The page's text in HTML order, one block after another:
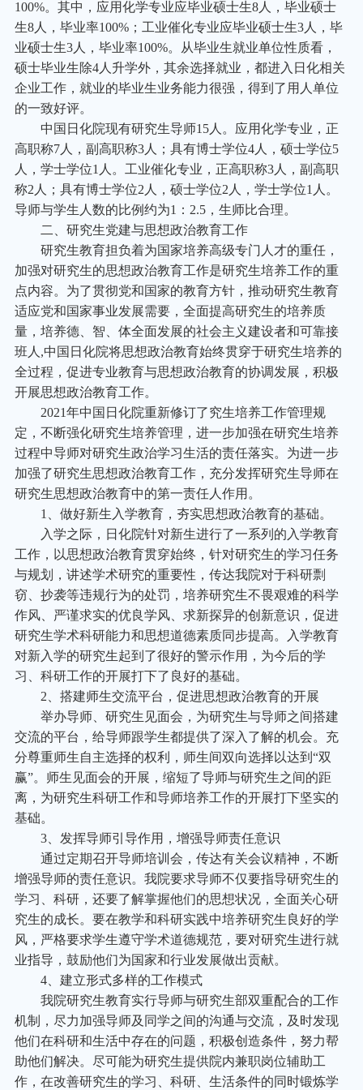
100%。其中，应用化学专业应毕业硕士生8人，毕业硕士
生8人，毕业率100%；工业催化专业应毕业硕士生3人，毕
业硕士生3人，毕业率100%。从毕业生就业单位性质看，
硕士毕业生除4人升学外，其余选择就业，都进入日化相关
企业工作，就业的毕业生业务能力很强，得到了用人单位
的一致好评。
中国日化院现有研究生导师15人。应用化学专业，正
高职称7人，副高职称3人；具有博士学位4人，硕士学位5
人，学士学位1人。工业催化专业，正高职称3人，副高职
称2人；具有博士学位2人，硕士学位2人，学士学位1人。
导师与学生人数的比例约为1：2.5，生师比合理。
二、研究生党建与思想政治教育工作
研究生教育担负着为国家培养高级专门人才的重任，
加强对研究生的思想政治教育工作是研究生培养工作的重
点内容。为了贯彻党和国家的教育方针，推动研究生教育
适应党和国家事业发展需要，全面提高研究生的培养质
量，培养德、智、体全面发展的社会主义建设者和可靠接
班人,中国日化院将思想政治教育始终贯穿于研究生培养的
全过程，促进专业教育与思想政治教育的协调发展，积极
开展思想政治教育工作。
2021年中国日化院重新修订了究生培养工作管理规
定，不断强化研究生培养管理，进一步加强在研究生培养
过程中导师对研究生政治学习生活的责任落实。为进一步
加强了研究生思想政治教育工作，充分发挥研究生导师在
研究生思想政治教育中的第一责任人作用。
1
、做好新生入学教育，夯实思想政治教育的基础。
入学之际，日化院针对新生进行了一系列的入学教育
工作，以思想政治教育贯穿始终，针对研究生的学习任务
与规划，讲述学术研究的重要性，传达我院对于科研剽
窃、抄袭等违规行为的处罚，培养研究生不畏艰难的科学
作风、严谨求实的优良学风、求新探异的创新意识，促进
研究生学术科研能力和思想道德素质同步提高。入学教育
对新入学的研究生起到了很好的警示作用，为今后的学
习、科研工作的开展打下了良好的基础。
2 、搭建师生交流平台，促进思想政治教育的开展
举办导师、研究生见面会，为研究生与导师之间搭建
交流的平台，给导师跟学生都提供了深入了解的机会。充
分尊重师生自主选择的权利，师生间双向选择以达到“双
赢”。师生见面会的开展，缩短了导师与研究生之间的距
离，为研究生科研工作和导师培养工作的开展打下坚实的
基础。
3、发挥导师引导作用，增强导师责任意识
通过定期召开导师培训会，传达有关会议精神，不断
增强导师的责任意识。我院要求导师不仅要指导研究生的
学习、科研，还要了解掌握他们的思想状况，全面关心研
究生的成长。要在教学和科研实践中培养研究生良好的学
风，严格要求学生遵守学术道德规范，要对研究生进行就
业指导，鼓励他们为国家和行业发展做出贡献。
4、建立形式多样的工作模式
我院研究生教育实行导师与研究生部双重配合的工作
机制，尽力加强导师及同学之间的沟通与交流，及时发现
他们在科研和生活中存在的问题，积极创造条件，努力帮
助他们解决。尽可能为研究生提供院内兼职岗位辅助工
作，在改善研究生的学习、科研、生活条件的同时锻炼学